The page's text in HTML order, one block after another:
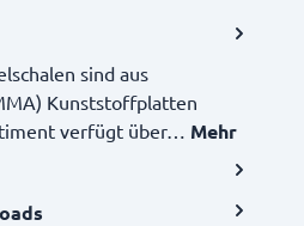
sind aus
Kunststoffplatten
verfügt über… Mehr